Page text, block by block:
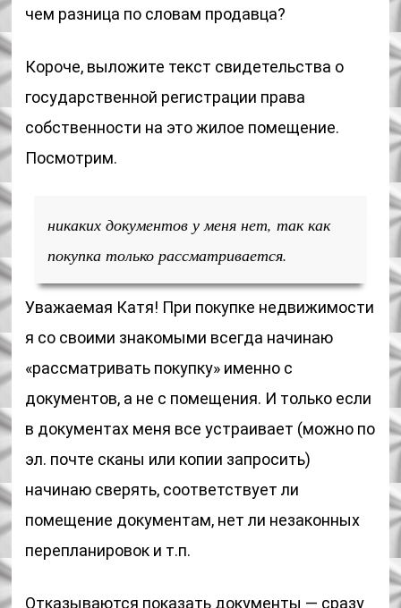
чем разница по словам продавца?
Короче, выложите текст свидетельства о
государственной регистрации права
собственности на это жилое помещение.
Посмотрим.
никаких документов у меня нет, так как
покупка только рассматривается.
Уважаемая Катя! При покупке недвижимости
я со своими знакомыми всегда начинаю
«рассматривать покупку» именно с
документов, а не с помещения. И только если
в документах меня все устраивает (можно по
эл. почте сканы или копии запросить)
начинаю сверять, соответствует ли
помещение документам, нет ли незаконных
перепланировок и т.п.
Отказываются показать документы — сразу